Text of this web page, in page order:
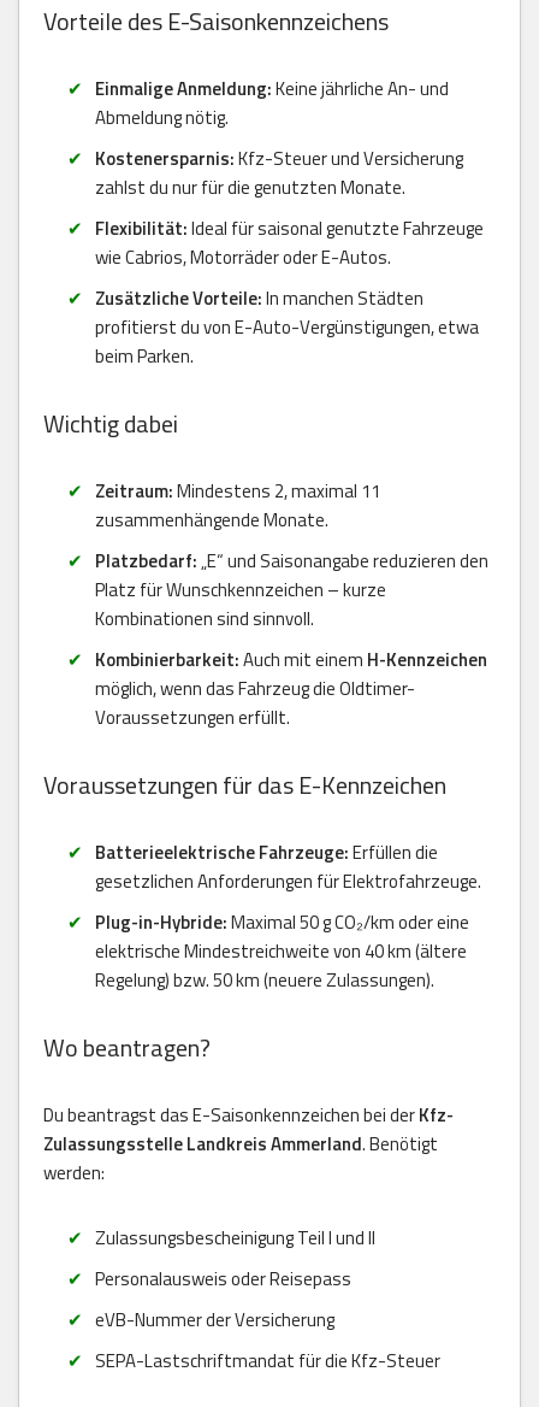
Vorteile des E-Saisonkennzeichens
Einmalige Anmeldung:Keine jährliche An- und
Abmeldung nötig.
Kostenersparnis:Kfz-Steuer und Versicherung
zahlst du nur für die genutzten Monate.
Flexibilität:Ideal für saisonal genutzte Fahrzeuge
wie Cabrios, Motorräder oder E-Autos.
Zusätzliche Vorteile:In manchen Städten
profitierst du von E-Auto-Vergünstigungen, etwa
beim Parken.
Wichtig dabei
Zeitraum:Mindestens 2, maximal 11
zusammenhängende Monate.
Platzbedarf:„E“ und Saisonangabe reduzieren den
Platz für Wunschkennzeichen – kurze
Kombinationen sind sinnvoll.
Kombinierbarkeit:Auch mit einem H-Kennzeichen
möglich, wenn das Fahrzeug die Oldtimer-
Voraussetzungen erfüllt.
Voraussetzungen für das E-Kennzeichen
Batterieelektrische Fahrzeuge:Erfüllen die
gesetzlichen Anforderungen für Elektrofahrzeuge.
Plug-in-Hybride:Maximal 50 g CO₂/km oder eine
elektrische Mindestreichweite von 40 km (ältere
Regelung) bzw. 50 km (neuere Zulassungen).
Wo beantragen?
Du beantragst das E-Saisonkennzeichen bei derKfz-
Zulassungsstelle Landkreis Ammerland. Benötigt
werden:
Zulassungsbescheinigung Teil I und II
Personalausweis oder Reisepass
eVB-Nummer der Versicherung
SEPA-Lastschriftmandat für die Kfz-Steuer